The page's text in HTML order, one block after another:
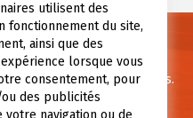
?
contactez-nous.
utilisent des
fonctionnement du site,
ainsi que des
lorsque vous
consentement, pour
des publicités